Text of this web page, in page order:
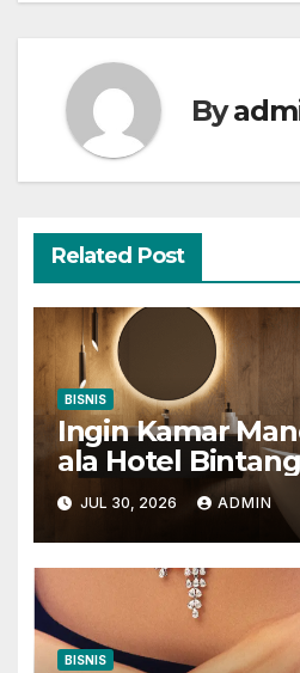
By
Related Post
BISNIS
Ingin Kamar
ala Hotel
Gantung Adalah
JUL 30, 2026 ADMIN
BISNIS